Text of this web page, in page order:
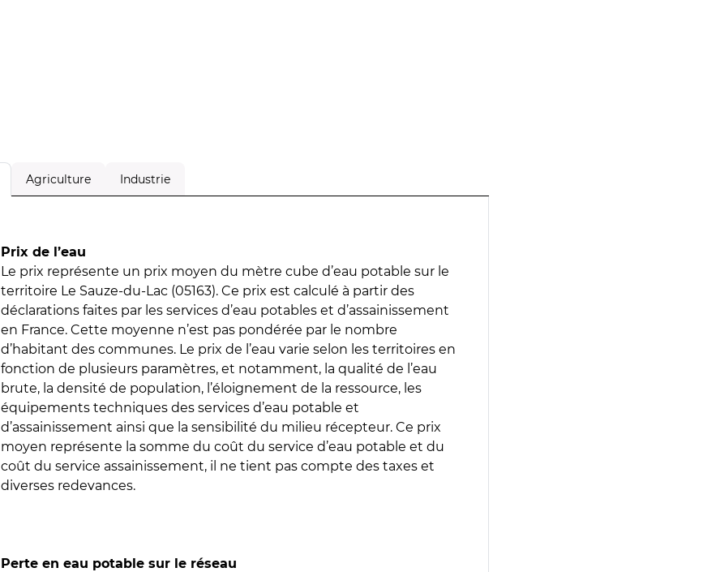
Agriculture Industrie
Prix de l’eau
Le prix représente un prix moyen du mètre cube d’eau potable sur le
territoire Le Sauze-du-Lac (05163). Ce prix est calculé à partir des
déclarations faites par les services d’eau potables et d’assainissement
en France. Cette moyenne n’est pas pondérée par le nombre
d’habitant des communes. Le prix de l’eau varie selon les territoires en
fonction de plusieurs paramètres, et notamment, la qualité de l’eau
brute, la densité de population, l’éloignement de la ressource, les
équipements techniques des services d’eau potable et
d’assainissement ainsi que la sensibilité du milieu récepteur. Ce prix
moyen représente la somme du coût du service d’eau potable et du
coût du service assainissement, il ne tient pas compte des taxes et
diverses redevances.
Perte en eau potable sur le réseau